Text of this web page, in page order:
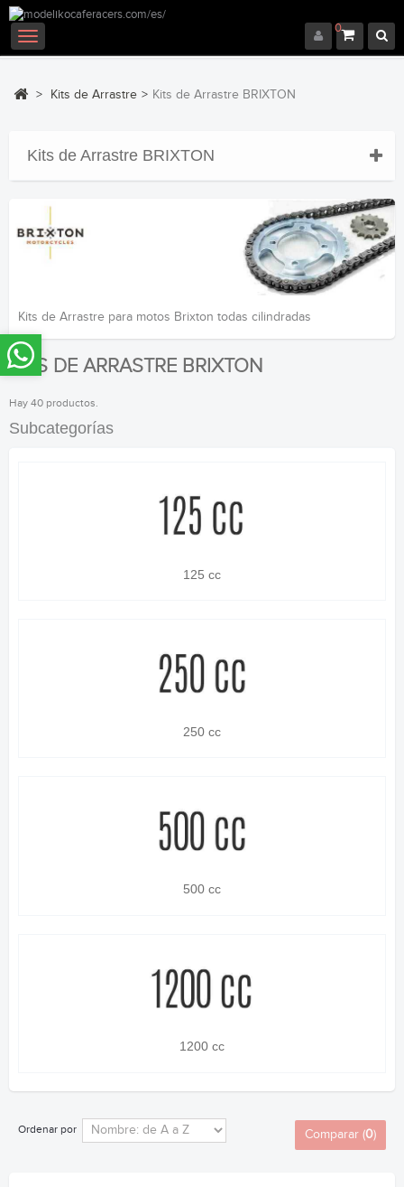
0
Navegación
Toggle
> Kits de Arrastre > Kits de Arrastre BRIXTON
Kits de Arrastre BRIXTON
Kits de Arrastre para motos Brixton todas cilindradas
KITS DE ARRASTRE BRIXTON
Hay 40 productos.
Subcategorías
125 cc
250 cc
500 cc
1200 cc
Ordenar por Comparar (0)